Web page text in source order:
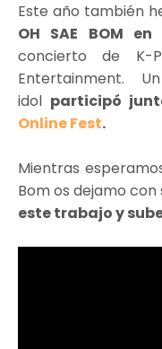
Este año también
OH SAE BOM
concierto de K-
Entertainment.
idol participó
Online Fest.
Mientras
Bom os dejamo con
este trabajo y